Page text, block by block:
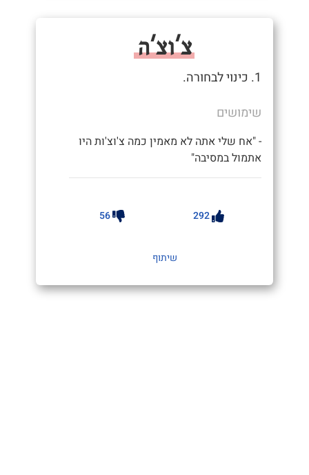
צ'וצ'ה
1. כינוי לבחורה.
שימושים
- "אח שלי אתה לא מאמין כמה צ'וצ'ות היו
אתמול במסיבה"
292
56
שיתוף